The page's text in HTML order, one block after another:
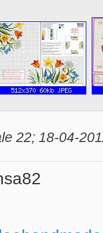
22; 18-04-